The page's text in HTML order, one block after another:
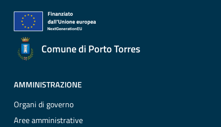
Comune di Porto Torres
AMMINISTRAZIONE
Organi di governo
Aree amministrative